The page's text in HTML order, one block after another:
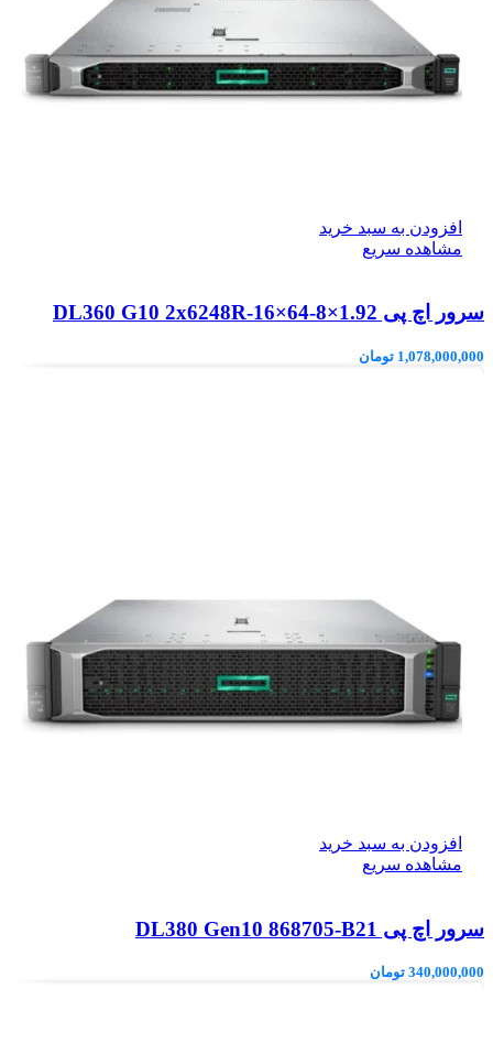
افزودن به سبد خرید
مشاهده سریع
سرور اچ پی DL360 G10 2x6248R-16×64-8×1.92
1,078,000,000 تومان
افزودن به سبد خرید
مشاهده سریع
سرور اچ پی DL380 Gen10 868705-B21
340,000,000 تومان